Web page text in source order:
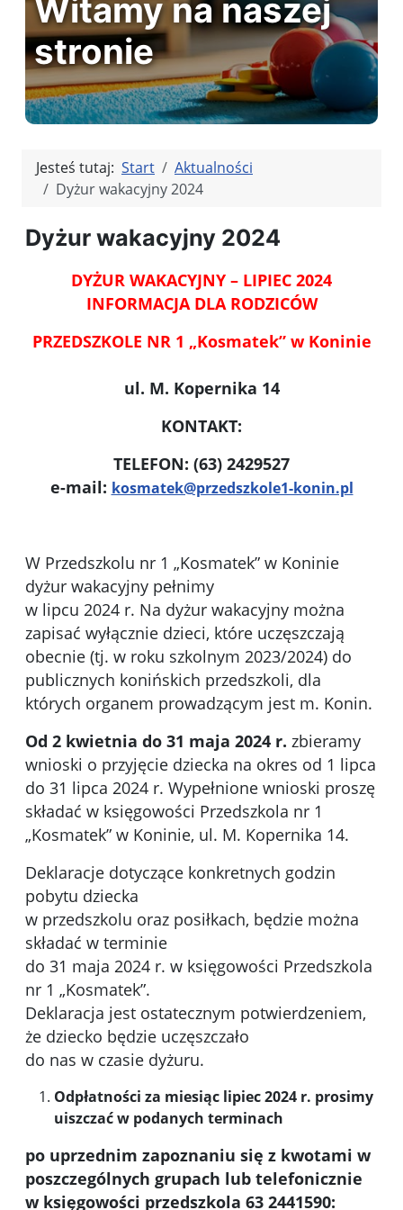
Witamy na naszej
stronie
Jesteś tutaj: Start
Aktualności
Dyżur wakacyjny 2024
Dyżur wakacyjny 2024
DYŻUR WAKACYJNY – LIPIEC 2024
INFORMACJA DLA RODZICÓW
PRZEDSZKOLE NR 1 „Kosmatek” w Koninie
ul. M. Kopernika 14
KONTAKT:
TELEFON: (63) 2429527
e-mail: kosmatek@przedszkole1-konin.pl
W Przedszkolu nr 1 „Kosmatek” w Koninie
dyżur wakacyjny pełnimy
w lipcu 2024 r. Na dyżur wakacyjny można
zapisać wyłącznie dzieci, które uczęszczają
obecnie (tj. w roku szkolnym 2023/2024) do
publicznych konińskich przedszkoli, dla
których organem prowadzącym jest m. Konin.
Od 2 kwietnia do 31 maja 2024 r. zbieramy
wnioski o przyjęcie dziecka na okres od 1 lipca
do 31 lipca 2024 r. Wypełnione wnioski proszę
składać w księgowości Przedszkola nr 1
„Kosmatek” w Koninie, ul. M. Kopernika 14.
Deklaracje dotyczące konkretnych godzin
pobytu dziecka
w przedszkolu oraz posiłkach, będzie można
składać w terminie
do 31 maja 2024 r. w księgowości Przedszkola
nr 1 „Kosmatek”.
Deklaracja jest ostatecznym potwierdzeniem,
że dziecko będzie uczęszczało
do nas w czasie dyżuru.
Odpłatności za miesiąc lipiec 2024 r. prosimy
uiszczać w podanych terminach
po uprzednim zapoznaniu się z kwotami w
poszczególnych grupach lub telefonicznie
w księgowości przedszkola 63 2441590: